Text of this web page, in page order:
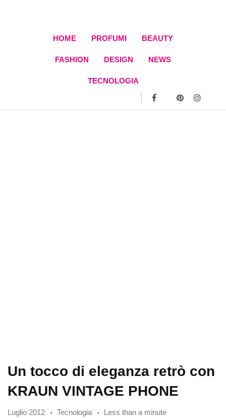
HOME PROFUMI BEAUTY
FASHION DESIGN NEWS
TECNOLOGIA
Un tocco di eleganza retrò con
KRAUN VINTAGE PHONE
Luglio 2012 Tecnologia Less than a minute